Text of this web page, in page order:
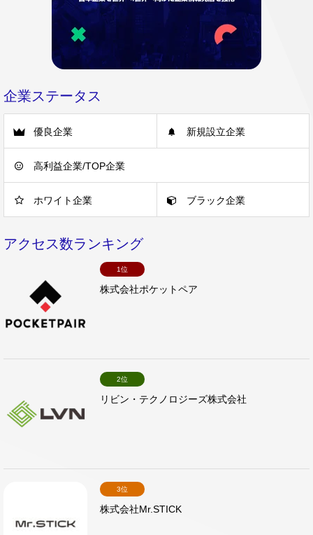
企業ステータス
優良企業 新規設立企業
高利益企業/TOP企業
ホワイト企業 ブラック企業
アクセス数ランキング
1位
株式会社ポケットペア
2位
リビン・テクノロジーズ株式会社
3位
株式会社Mr.STICK